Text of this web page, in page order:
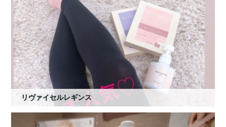
リヴァイセルレギンス